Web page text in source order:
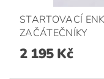
STARTOVACÍ
ZAČÁTEČNÍKY
2 195 Kč